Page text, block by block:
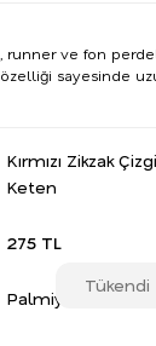
runner ve fon
özelliği sayesinde
Kırmızı Zikzak
Keten
275 TL
Tükendi
Palmiye Duck